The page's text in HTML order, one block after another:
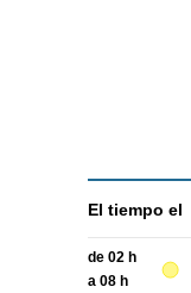
El tiempo el
de 02 h
a 08 h